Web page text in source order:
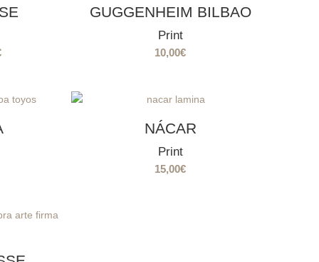
Rango
desde
hasta
GUGGENHEIM BILBAO
Print
10,00€
NÁCAR
Print
15,00€